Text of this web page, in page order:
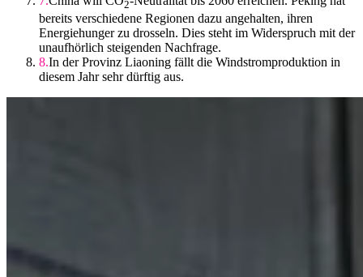
2
bereits verschiedene Regionen dazu angehalten, ihren
Energiehunger zu drosseln. Dies steht im Widerspruch mit der
unaufhörlich steigenden Nachfrage.
In der Provinz Liaoning fällt die Windstromproduktion in
diesem Jahr sehr dürftig aus.